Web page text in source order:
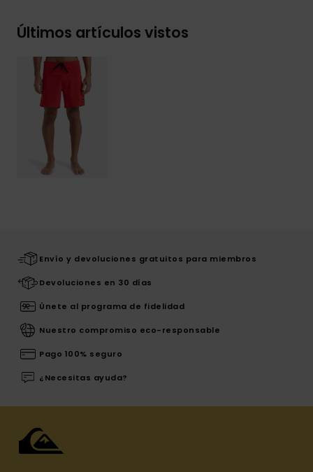
Últimos artículos vistos
Envío y devoluciones gratuitos para miembros
Devoluciones en 30 días
Únete al programa de fidelidad
Nuestro compromiso eco-responsable
Pago 100% seguro
¿Necesitas ayuda?